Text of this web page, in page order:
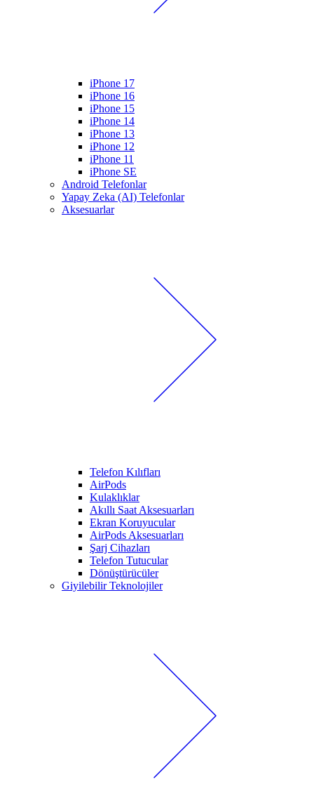
iPhone 17
iPhone 16
iPhone 15
iPhone 14
iPhone 13
iPhone 12
iPhone 11
iPhone SE
Android Telefonlar
Yapay Zeka (AI) Telefonlar
Aksesuarlar
Telefon Kılıfları
AirPods
Kulaklıklar
Akıllı Saat Aksesuarları
Ekran Koruyucular
AirPods Aksesuarları
Şarj Cihazları
Telefon Tutucular
Dönüştürücüler
Giyilebilir Teknolojiler